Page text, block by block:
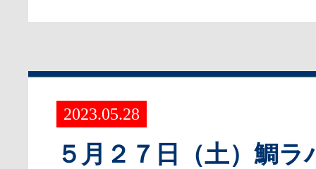
2023.05.28
５月２７日（土）鯛ラ